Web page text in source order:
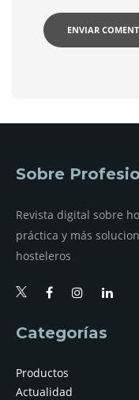
Sobre
Revista digital sobre
práctica y más
hosteleros
Categorías
Productos
Actualidad